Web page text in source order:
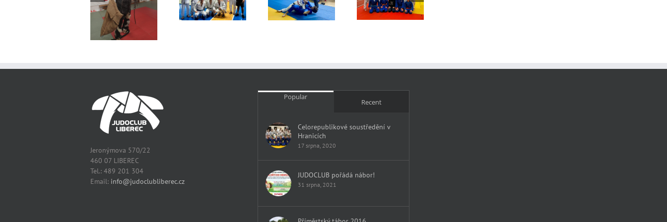
Extraliga 2. kolo
1. kolo
Ostrava
MČR dorostenců
Jeronýmova 570/22
460 07 LIBEREC
Tel.: 489 201 304
Email: info@judoclubliberec.cz
Popular
Recent
Celorepublikové soustředění v
Hranicích
17 srpna, 2020
JUDOCLUB pořádá nábor!
31 srpna, 2021